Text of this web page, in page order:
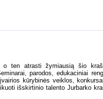
ten atrasti žymiausią šio
parodos, edukaciniai
kūrybinės veiklos,
išskirtinio talento Jurbarko